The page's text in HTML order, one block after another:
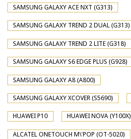
SAMSUNG GALAXY ACE NXT (G313)
SAMSUNG GALAXY TREND 2 DUAL (G313)
SAMSUNG GALAXY TREND 2 LITE (G318)
SAMSUNG GALAXY S6 EDGE PLUS (G928)
SAMSUNG GALAXY A8 (A800)
SAMSUNG GALAXY XCOVER (S5690)
HUAWEI P10 HUAWEI NOVA (Y100X)
ALCATEL ONETOUCH M\'POP (OT-5020)